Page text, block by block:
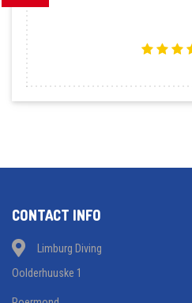
CONTACT INFO
Limburg Diving
Oolderhuuske 1